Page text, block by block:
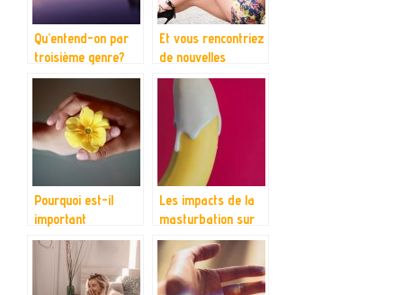
Qu’entend-on par
troisième genre?
Et vous rencontriez
de nouvelles
personnes ?
Pourquoi est-il
important
d’entretenir une
bonne relation avec
les autres ?
Les impacts de la
masturbation sur
la sante chez les
hommes